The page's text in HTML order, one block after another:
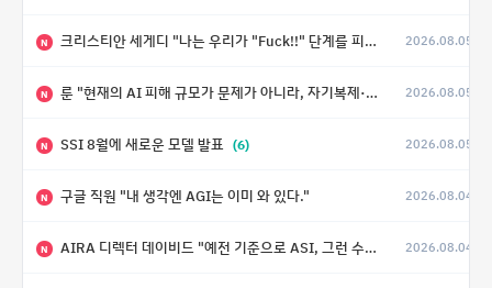
N 크리스티안 세게디 "나는 우리가 "Fuck!!" 단계를 피할 수 있기를 바랄 뿐" 2026.08.05
N 룬 "현재의 AI 피해 규모가 문제가 아니라, 자기복제·탈출·확산이 가능한 지능형 시스템의 피해에는 이론적으로 상한이 없다는 것이 문제" 2026.08.05
N SSI 8월에 새로운 모델 발표 (6) 2026.08.05
N 구글 직원 "내 생각엔 AGI는 이미 와 있다." 2026.08.04
N AIRA 디렉터 데이비드 "예전 기준으로 ASI, 그런 수준은 바로 다음 분기에 온다" 2026.08.04